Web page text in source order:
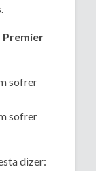
Premier
sofrer
sofrer
dizer: